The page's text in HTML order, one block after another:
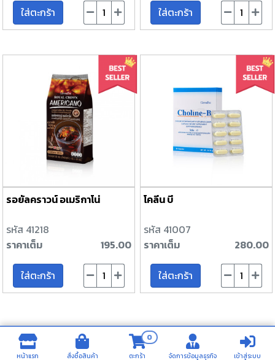
ใส่ตะกร้า ใส่ตะกร้า
รอยัลคราวน์ อเมริกาโน่
รหัส 41218
ราคาเต็ม
195.00
ใส่ตะกร้า
โคลีน บี
รหัส 41007
ราคาเต็ม
280.00
ใส่ตะกร้า
หน้าแรก สั่งซื้อสินค้า
0
ตะกร้า จัดการข้อมูลธุรกิจ เข้าสู่ระบบ